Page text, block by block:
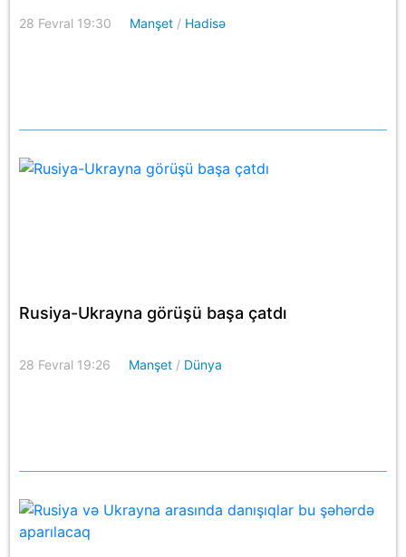
28 Fevral 19:30 Manşet / Hadisə
Rusiya-Ukrayna görüşü başa çatdı
28 Fevral 19:26 Manşet / Dünya